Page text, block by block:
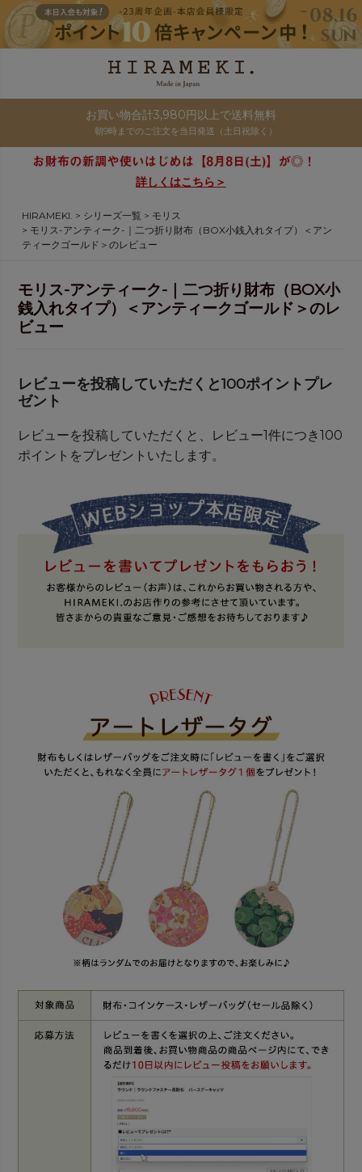
お買い物合計3,980円以上で送料無料
朝9時までのご注文を当日発送（土日祝除く）
詳しくはこちら＞
HIRAMEKI. シリーズ一覧
モリス
モリス-アンティーク-｜二つ折り財布（BOX小銭入れタイプ）＜アン
ティークゴールド＞のレビュー
モリス-アンティーク-｜二つ折り財布（BOX小
銭入れタイプ）＜アンティークゴールド＞のレ
ビュー
レビューを投稿していただくと100ポイントプレ
ゼント
レビューを投稿していただくと、レビュー1件につき100
ポイントをプレゼントいたします。